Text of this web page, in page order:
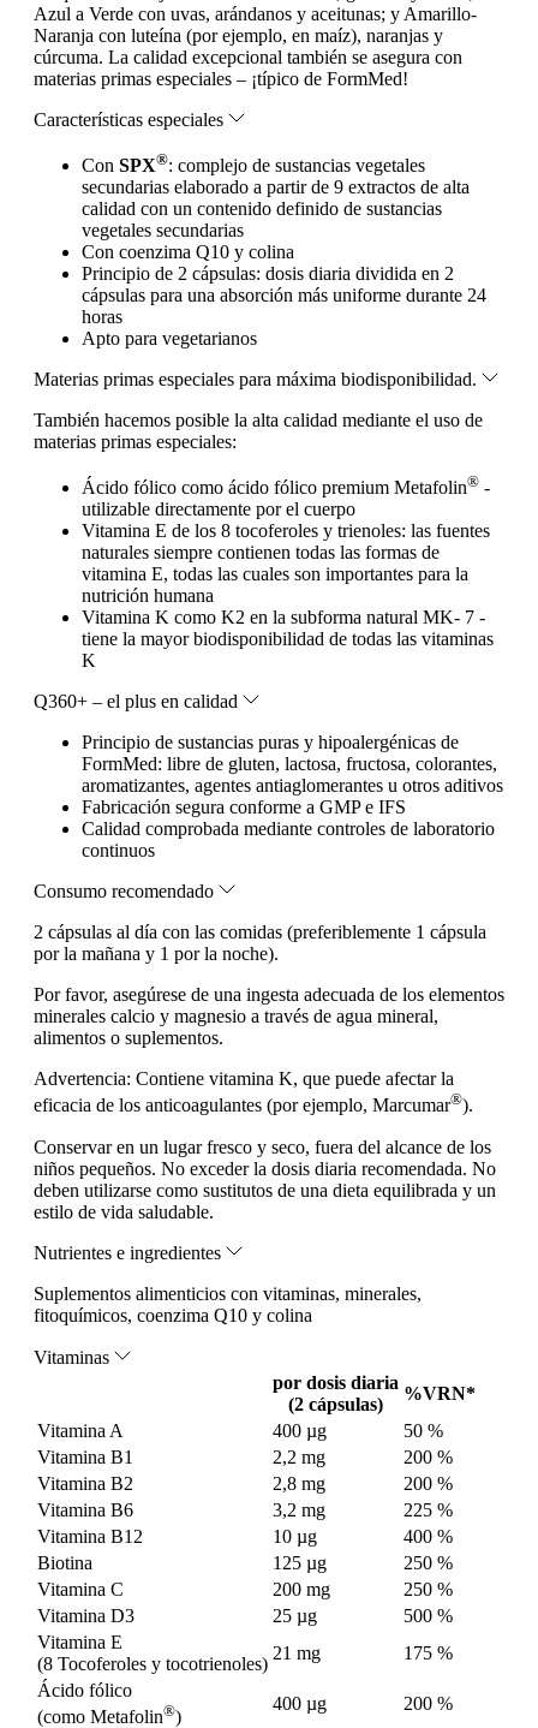
Azul a Verde con uvas, arándanos y aceitunas; y Amarillo-
Naranja con luteína (por ejemplo, en maíz), naranjas y
cúrcuma. La calidad excepcional también se asegura con
materias primas especiales – ¡típico de FormMed!
Características especiales
Con SPX®: complejo de sustancias vegetales
secundarias elaborado a partir de 9 extractos de alta
calidad con un contenido definido de sustancias
vegetales secundarias
Con coenzima Q10 y colina
Principio de 2 cápsulas: dosis diaria dividida en 2
cápsulas para una absorción más uniforme durante 24
horas
Apto para vegetarianos
Materias primas especiales para máxima biodisponibilidad.
También hacemos posible la alta calidad mediante el uso de
materias primas especiales:
Ácido fólico como ácido fólico premium Metafolin® -
utilizable directamente por el cuerpo
Vitamina E de los 8 tocoferoles y trienoles: las fuentes
naturales siempre contienen todas las formas de
vitamina E, todas las cuales son importantes para la
nutrición humana
Vitamina K como K2 en la subforma natural MK- 7 -
tiene la mayor biodisponibilidad de todas las vitaminas
K
Q360+ – el plus en calidad
Principio de sustancias puras y hipoalergénicas de
FormMed: libre de gluten, lactosa, fructosa, colorantes,
aromatizantes, agentes antiaglomerantes u otros aditivos
Fabricación segura conforme a GMP e IFS
Calidad comprobada mediante controles de laboratorio
continuos
Consumo recomendado
2 cápsulas al día con las comidas (preferiblemente 1 cápsula
por la mañana y 1 por la noche).
Por favor, asegúrese de una ingesta adecuada de los elementos
minerales calcio y magnesio a través de agua mineral,
alimentos o suplementos.
Advertencia: Contiene vitamina K, que puede afectar la
eficacia de los anticoagulantes (por ejemplo, Marcumar®).
Conservar en un lugar fresco y seco, fuera del alcance de los
niños pequeños. No exceder la dosis diaria recomendada. No
deben utilizarse como sustitutos de una dieta equilibrada y un
estilo de vida saludable.
Nutrientes e ingredientes
Suplementos alimenticios con vitaminas, minerales,
fitoquímicos, coenzima Q10 y colina
Vitaminas
por dosis diaria
(2 cápsulas)
%VRN*
Vitamina A
400 µg
50 %
Vitamina B1
2,2 mg
200 %
Vitamina B2
2,8 mg
200 %
Vitamina B6
3,2 mg
225 %
Vitamina B12
10 µg
400 %
Biotina
125 µg
250 %
Vitamina C
200 mg
250 %
Vitamina D3
25 µg
500 %
Vitamina E
(8 Tocoferoles y tocotrienoles)
21 mg
175 %
Ácido fólico
(como Metafolin®)
400 µg
200 %